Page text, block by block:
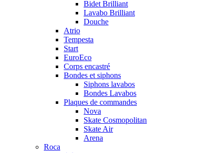
Bidet Brilliant
Lavabo Brilliant
Douche
Atrio
Tempesta
Start
EuroEco
Corps encastré
Bondes et siphons
Siphons lavabos
Bondes Lavabos
Plaques de commandes
Nova
Skate Cosmopolitan
Skate Air
Arena
Roca